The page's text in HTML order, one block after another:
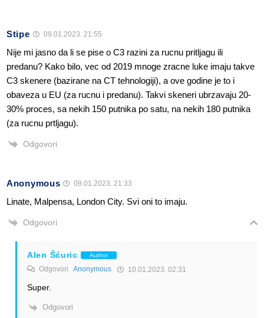
Stipe 09.01.2023. 21:55
Nije mi jasno da li se pise o C3 razini za rucnu pritljagu ili
predanu? Kako bilo, vec od 2019 mnoge zracne luke imaju takve
C3 skenere (bazirane na CT tehnologiji), a ove godine je to i
obaveza u EU (za rucnu i predanu). Takvi skeneri ubrzavaju 20-
30% proces, sa nekih 150 putnika po satu, na nekih 180 putnika
(za rucnu prtljagu).
Odgovori
Anonymous 09.01.2023. 21:33
Linate, Malpensa, London City. Svi oni to imaju.
Odgovori
Alen Šćuric Author
Odgovori Anonymous 10.01.2023. 02:31
Super.
Odgovori